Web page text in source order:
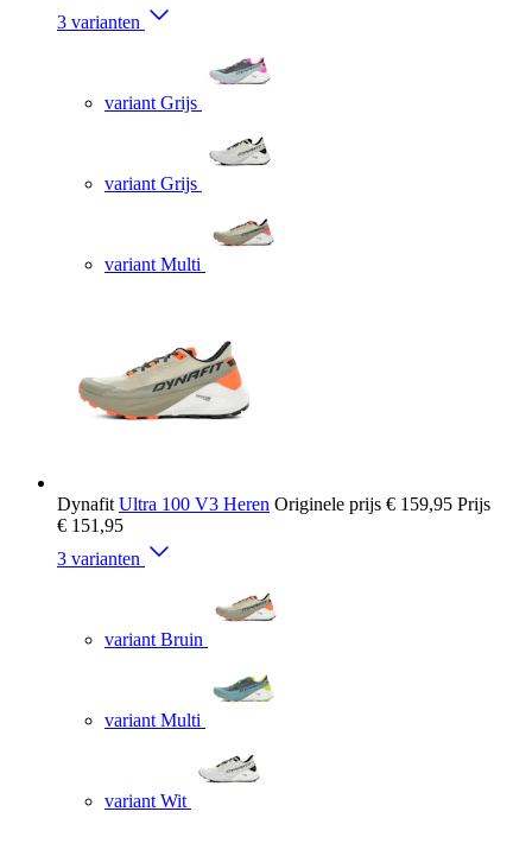
3 varianten
variant Grijs
variant Grijs
variant Multi
Dynafit Ultra 100 V3 Heren Originele prijs € 159,95 Prijs
€ 151,95
3 varianten
variant Bruin
variant Multi
variant Wit